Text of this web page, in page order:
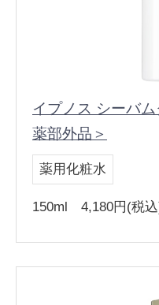
イプノス シーバ
薬部外品＞
薬用化粧水
150ml 4,180円(税